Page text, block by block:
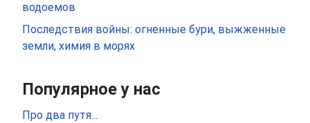
водоемов
Последствия войны: огненные бури, выжженные
земли, химия в морях
Популярное у нас
Про два путя...